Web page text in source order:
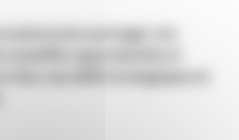
pour partager vos
opportunités et
face aux défis écologiques et